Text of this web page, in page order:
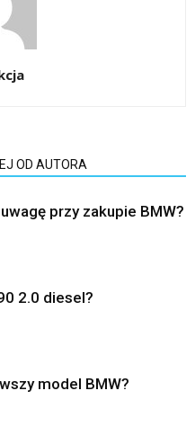
OD AUTORA
przy zakupie BMW?
2.0 diesel?
model BMW?